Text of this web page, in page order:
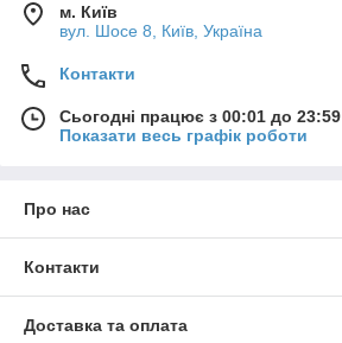
м. Київ
вул. Шосе 8, Київ, Україна
Контакти
Сьогодні працює з 00:01 до 23:59
Показати весь графік роботи
Про нас
Контакти
Доставка та оплата